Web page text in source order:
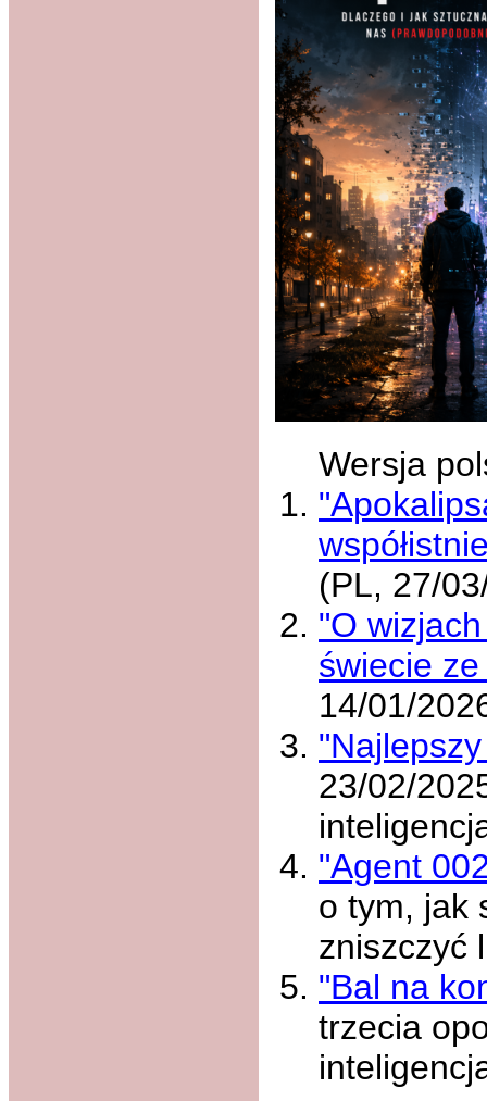
Wersja
(PL, 27/
"O
świecie
14/01/
23/02/
"Agent
o tym, jak
zniszczyć
"Bal na
trzecia